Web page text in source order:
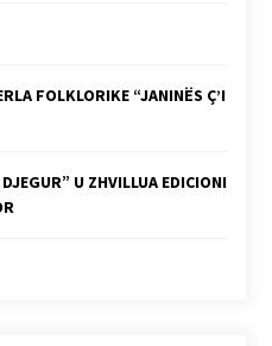
FOLKLORIKE “JANINËS Ç’I
U ZHVILLUA EDICIONI